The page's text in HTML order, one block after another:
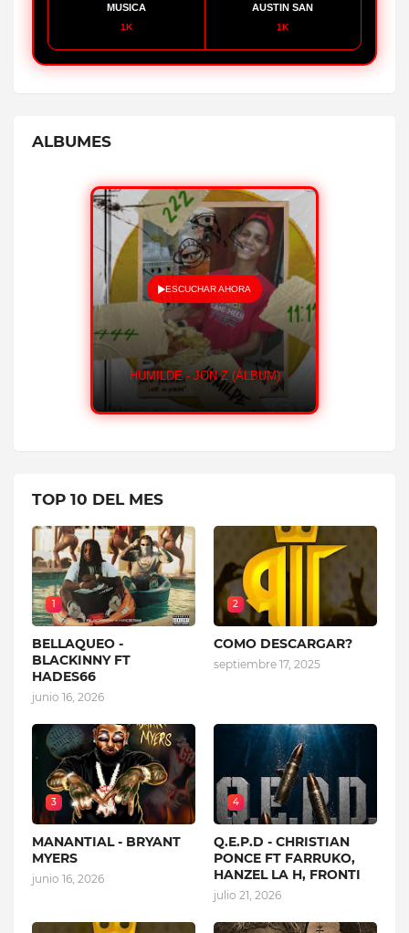
MUSICA
1K
AUSTIN SAN
1K
ALBUMES
ESCUCHAR AHORA
EL SEI66EIS - HADES66 (ÁLBUM)
TOP 10 DEL MES
1
BELLAQUEO -
BLACKINNY FT
HADES66
junio 16, 2026
2
COMO DESCARGAR?
septiembre 17, 2025
3
MANANTIAL - BRYANT
MYERS
junio 16, 2026
4
Q.E.P.D - CHRISTIAN
PONCE FT FARRUKO,
HANZEL LA H, FRONTI
julio 21, 2026